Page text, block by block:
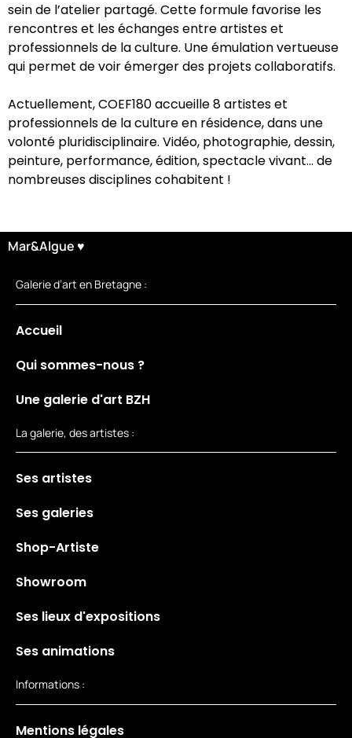
sein de l’atelier partagé. Cette formule favorise les
rencontres et les échanges entre artistes et
professionnels de la culture. Une émulation vertueuse
qui permet de voir émerger des projets collaboratifs.
Actuellement, COEF180 accueille 8 artistes et
professionnels de la culture en résidence, dans une
volonté pluridisciplinaire. Vidéo, photographie, dessin,
peinture, performance, édition, spectacle vivant… de
nombreuses disciplines cohabitent !
Mar&Algue ♥
Galerie d’art en Bretagne :
Accueil
Qui sommes-nous ?
Une galerie d'art BZH
La galerie, des artistes :
Ses artistes
Ses galeries
Shop-Artiste
Showroom
Ses lieux d'expositions
Ses animations
Informations :
Mentions légales